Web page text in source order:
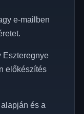
e-mailben
Eszteregnye
előkészítés
és a